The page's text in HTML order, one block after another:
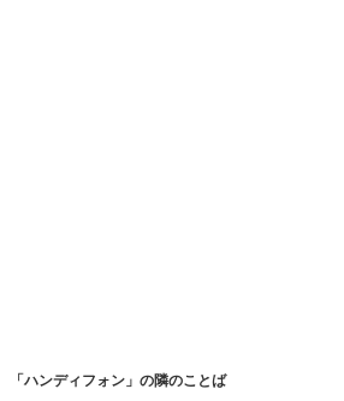
「ハンディフォン」の隣のことば